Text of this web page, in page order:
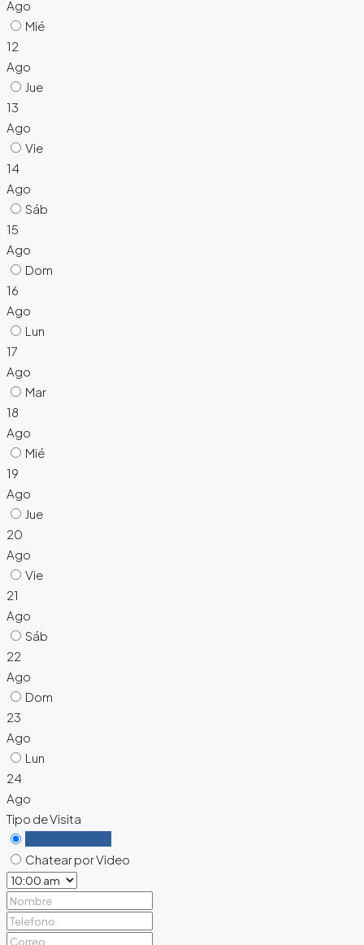
Ago
Mié
12
Ago
Jue
13
Ago
Vie
14
Ago
Sáb
15
Ago
Dom
16
Ago
Lun
17
Ago
Mar
18
Ago
Mié
19
Ago
Jue
20
Ago
Vie
21
Ago
Sáb
22
Ago
Dom
23
Ago
Lun
24
Ago
Tipo de Visita
Chatear por Video